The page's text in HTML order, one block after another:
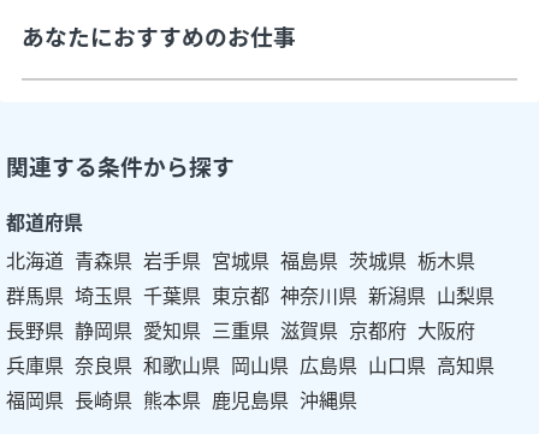
あなたにおすすめのお仕事
関連する条件から探す
都道府県
北海道 青森県 岩手県 宮城県 福島県 茨城県 栃木県
群馬県 埼玉県 千葉県 東京都 神奈川県 新潟県 山梨県
長野県 静岡県 愛知県 三重県 滋賀県 京都府 大阪府
兵庫県 奈良県 和歌山県 岡山県 広島県 山口県 高知県
福岡県 長崎県 熊本県 鹿児島県 沖縄県